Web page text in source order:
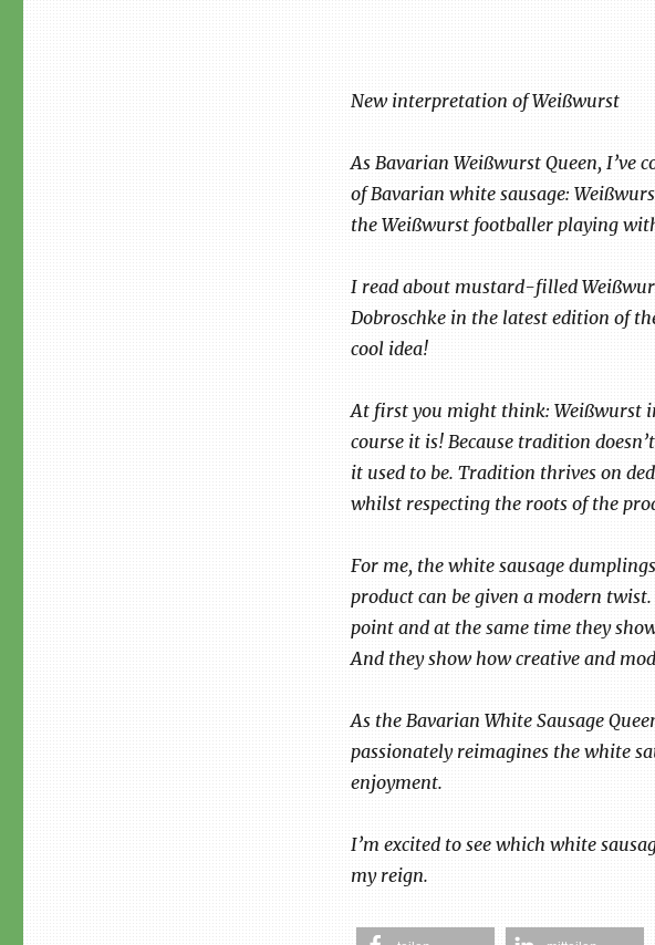
New interpretation of Weißwurst
As Bavarian Weißwurst Queen,
of Bavarian white sausage:
the Weißwurst footballer playing
I read about mustard-filled
Dobroschke in the latest edition of
cool idea!
At first you might think: Weißwurst
course it is! Because tradition
it used to be. Tradition thrives on
whilst respecting the roots of the
For me, the white sausage
product can be given a modern
point and at the same time they
And they show how creative and
As the Bavarian White Sausage
passionately reimagines the white
enjoyment.
I’m excited to see which white
my reign.